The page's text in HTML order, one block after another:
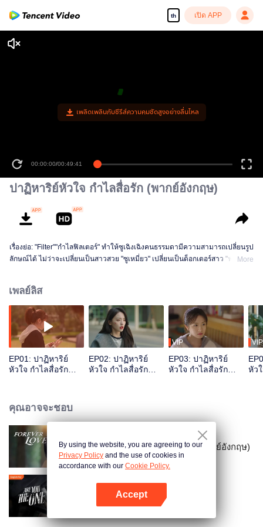
th เปิด APP
เพลิดเพลินกับซีรีส์ความคมชัดสูงอย่างลื่นไหล
00:00:00/00:49:41
ปาฏิหาริย์หัวใจ กำไลสื่อรัก (พากย์อังกฤษ)
เรื่องย่อ: "Filter""กำไลฟิลเตอร์" ทำให้ซูเฉิงเฉิงคนธรรมดามีความสามารถเปลี่ยนรูป
ลักษณ์ได้ ไม่ว่าจะเปลี่ยนเป็นสาวสวย "ซูเหมี่ยว" เปลี่ยนเป็นด็อกเตอร์สาว "ฟางจิ่น"
More
เพลย์ลิส
EP01: ปาฏิหาริย์
หัวใจ กำไลสื่อรัก
EP02: ปาฏิหาริย์
หัวใจ กำไลสื่อรัก
VIP
EP03: ปาฏิหาริย์
หัวใจ กำไลสื่อรัก
VIP
หัว
คุณอาจจะชอบ
รักวุ่นวายของนายบอดี้การ์ด (พากย์อังกฤษ)
ซ่อนรักชายาลับ (พากย์อังกฤษ)
By using the website, you are agreeing to our
Privacy Policy and the use of cookies in
accordance with our Cookie Policy.
Accept